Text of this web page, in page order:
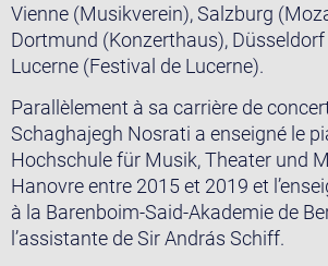
Vienne (Musikverein), Salzburg
Dortmund (Konzerthaus),
Lucerne (Festival de Lucerne).
Parallèlement à sa carrière de
Schaghajegh Nosrati a enseigné le
Hochschule für Musik, Theater und
Hanovre entre 2015 et 2019 et
à la Barenboim-Said-Akademie de
l’assistante de Sir András Schiff.